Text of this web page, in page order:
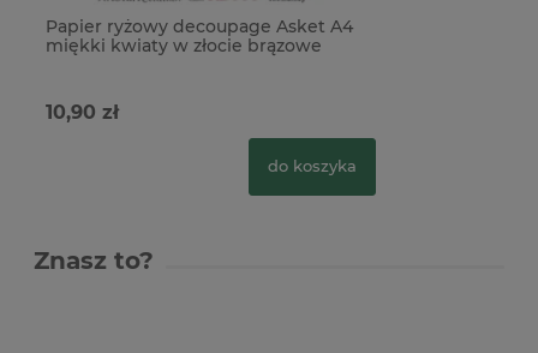
Papier ryżowy decoupage Asket A4
miękki kwiaty w złocie brązowe
10,90 zł
do koszyka
Znasz to?